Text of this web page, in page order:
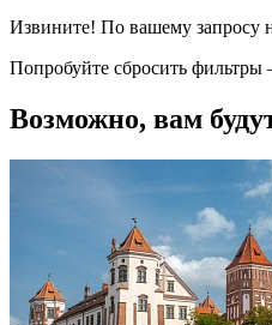
Извините! По вашему запросу
Попробуйте сбросить
Возможно, вам